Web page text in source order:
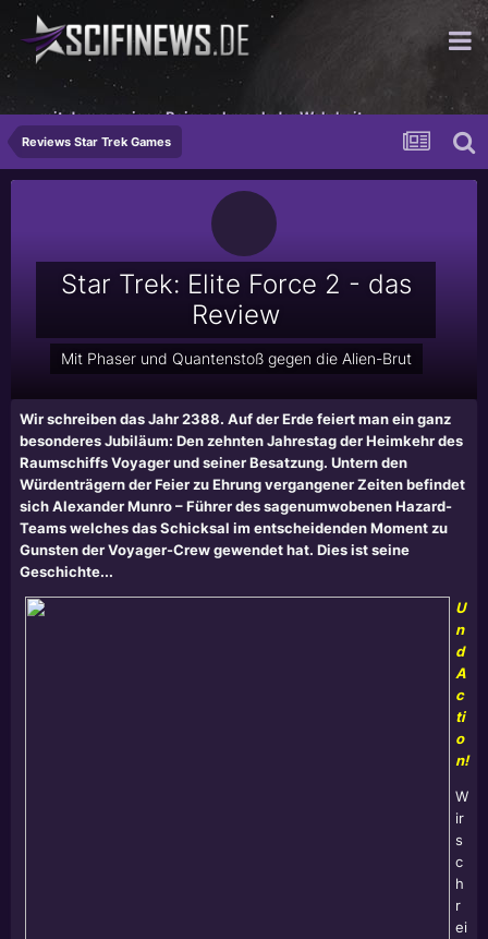
...mit dem nervigen Beigeschmack der Wahrheit
Reviews Star Trek Games
Star Trek: Elite Force 2 - das
Review
Mit Phaser und Quantenstoß gegen die Alien-Brut
Wir schreiben das Jahr 2388. Auf der Erde feiert man ein ganz
besonderes Jubiläum: Den zehnten Jahrestag der Heimkehr des
Raumschiffs Voyager und seiner Besatzung. Untern den
Würdenträgern der Feier zu Ehrung vergangener Zeiten befindet
sich Alexander Munro – Führer des sagenumwobenen Hazard-
Teams welches das Schicksal im entscheidenden Moment zu
Gunsten der Voyager-Crew gewendet hat. Dies ist seine
Geschichte...
U
n
d
A
c
ti
o
n!
W
ir
s
c
h
r
ei